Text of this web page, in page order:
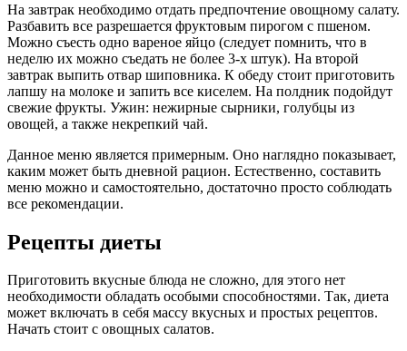
На завтрак необходимо отдать предпочтение овощному салату.
Разбавить все разрешается фруктовым пирогом с пшеном.
Можно съесть одно вареное яйцо (следует помнить, что в
неделю их можно съедать не более 3-х штук). На второй
завтрак выпить отвар шиповника. К обеду стоит приготовить
лапшу на молоке и запить все киселем. На полдник подойдут
свежие фрукты. Ужин: нежирные сырники, голубцы из
овощей, а также некрепкий чай.
Данное меню является примерным. Оно наглядно показывает,
каким может быть дневной рацион. Естественно, составить
меню можно и самостоятельно, достаточно просто соблюдать
все рекомендации.
Рецепты диеты
Приготовить вкусные блюда не сложно, для этого нет
необходимости обладать особыми способностями. Так, диета
может включать в себя массу вкусных и простых рецептов.
Начать стоит с овощных салатов.